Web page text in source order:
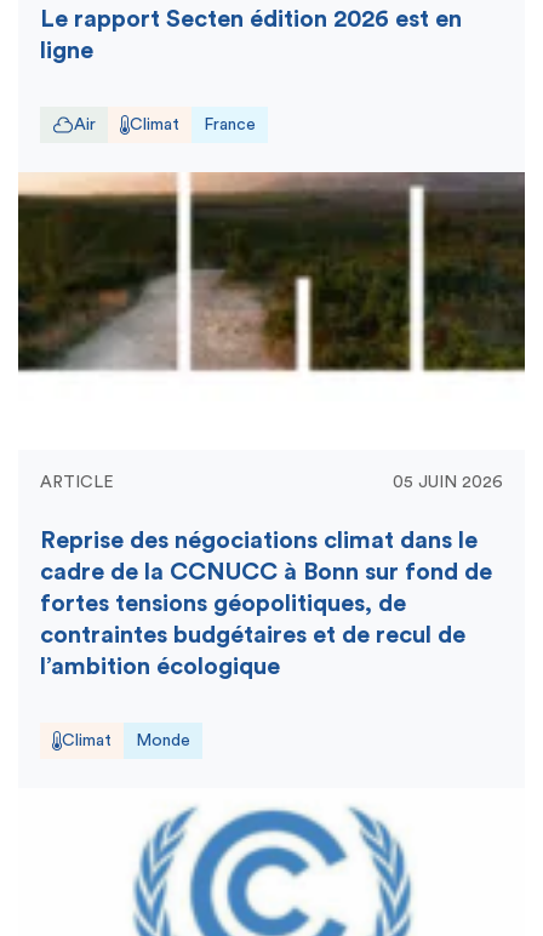
Le rapport Secten édition 2026 est en
ligne
Air Climat France
ARTICLE 05 JUIN 2026
Reprise des négociations climat dans le
cadre de la CCNUCC à Bonn sur fond de
fortes tensions géopolitiques, de
contraintes budgétaires et de recul de
l’ambition écologique
Climat Monde